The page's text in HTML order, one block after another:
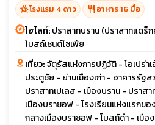
hotel_classโรงแรม 4 ดาว restaurant อาหาร 16 มื้อ
ไฮไลท์:ปราสาทบราน (ปราสาทแดร็
โบสถ์เซนต์โซเฟีย
เที่ยว:จัตุรัสแห่งการปฏิวัติ - โอเปร่า
ประตูชัย - ย่านเมืองเก่า - อาคารรัฐ
ปราสาทเปเลส - เมืองบราน - ปราส
เมืองบราซอฟ - โรงเรียนแห่งแรกขอ
กลางเมืองบราซอฟ - โบสถ์ดำ - เมือง